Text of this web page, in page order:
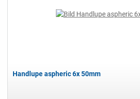
Handlupe aspheric 6x 50mm